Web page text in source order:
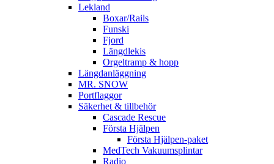
Lekland
Boxar/Rails
Funski
Fjord
Längdlekis
Orgeltramp & hopp
Längdanläggning
MR. SNOW
Portflaggor
Säkerhet & tillbehör
Cascade Rescue
Första Hjälpen
Första Hjälpen-paket
MedTech Vakuumsplintar
Radio